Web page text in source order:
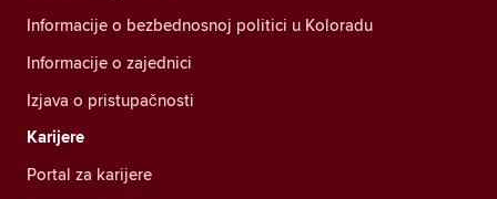
Informacije o bezbednosnoj politici u Koloradu
Informacije o zajednici
Izjava o pristupačnosti
Karijere
Portal za karijere